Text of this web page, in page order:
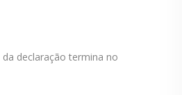
declaração termina no